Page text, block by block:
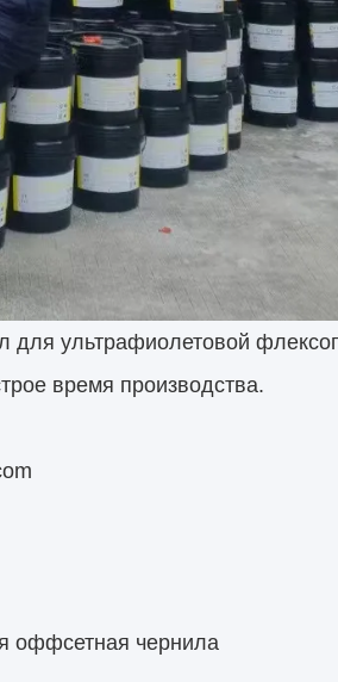
для ультрафиолетовой
время производства.
оффсетная чернила